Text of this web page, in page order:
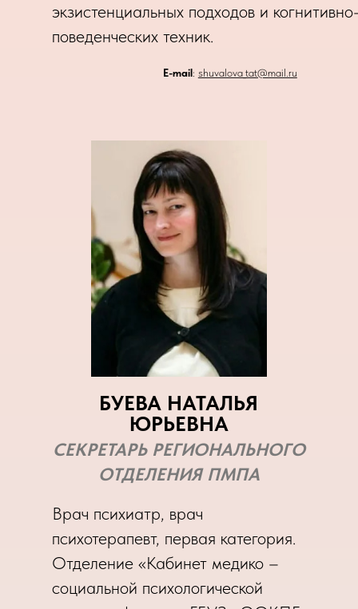
экзистенциальных подходов и
поведенческих техник.
E-mail: shuvalova_tat@mail.ru
БУЕВА НАТАЛЬЯ
ЮРЬЕВНА
СЕКРЕТАРЬ РЕГИОНАЛЬНОГО
ОТДЕЛЕНИЯ ПМПА
Врач психиатр, врач
психотерапевт, первая категория.
Отделение «Кабинет медико –
социальной психологической